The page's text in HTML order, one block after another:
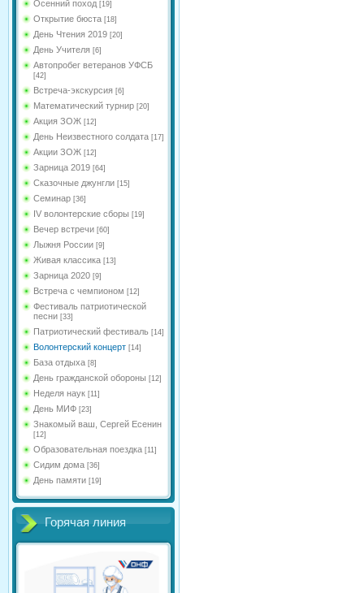
Осенний поход [19]
Открытие бюста [18]
День Чтения 2019 [20]
День Учителя [6]
Автопробег ветеранов УФСБ
[42]
Встреча-экскурсия [6]
Математический турнир [20]
Акция ЗОЖ [12]
День Неизвестного солдата [17]
Акции ЗОЖ [12]
Зарница 2019 [64]
Сказочные джунгли [15]
Семинар [36]
IV волонтерские сборы [19]
Вечер встречи [60]
Лыжня России [9]
Живая классика [13]
Зарница 2020 [9]
Встреча с чемпионом [12]
Фестиваль патриотической
песни [33]
Патриотический фестиваль [14]
Волонтерский концерт [14]
База отдыха [8]
День гражданской обороны [12]
Неделя наук [11]
День МИФ [23]
Знакомый ваш, Сергей Есенин
[12]
Образовательная поездка [11]
Сидим дома [36]
День памяти [19]
Горячая линия